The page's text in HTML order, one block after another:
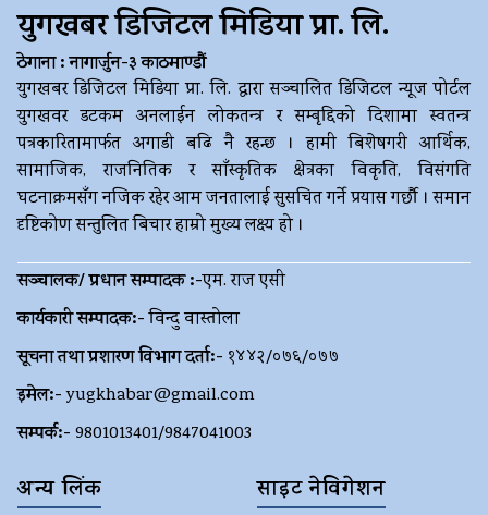
युगखबर डिजिटल मिडिया प्रा. लि.
ठेगाना : नागार्जुन-३ काठमाण्डौं
युगखबर डिजिटल मिडिया प्रा. लि. द्धारा सञ्चालित डिजिटल न्यूज पोर्टल
युगखवर डटकम अनलाईन लोकतन्त्र र सम्बृद्दिको दिशामा स्वतन्त्र
पत्रकारितामार्फत अगाडी बढि नै रहन्छ । हामी बिशेषगरी आर्थिक,
सामाजिक, राजनितिक र साँस्कृतिक क्षेत्रका विकृति, विसंगति
घटनाक्रमसँग नजिक रहेर आम जनतालाई सुसचित गर्ने प्रयास गर्छौ । समान
दृष्टिकोण सन्तुलित बिचार हाम्रो मुख्य लक्ष्य हो ।
सञ्चालक/ प्रधान सम्पादक :-एम. राज एसी
कार्यकारी सम्पादक:-विन्दु वास्तोला
सूचना तथा प्रशारण विभाग दर्ता:- १४४२/०७६/०७७
इमेल:- yugkhabar@gmail.com
सम्पर्क:- 9801013401/9847041003
अन्य लिंक साइट नेविगेशन